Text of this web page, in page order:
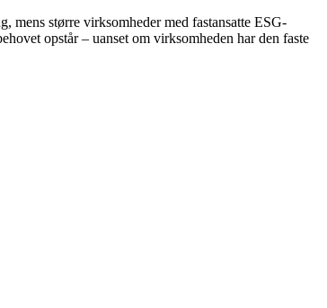
mens større virksomheder med fastansatte ESG-
opstår – uanset om virksomheden har den faste